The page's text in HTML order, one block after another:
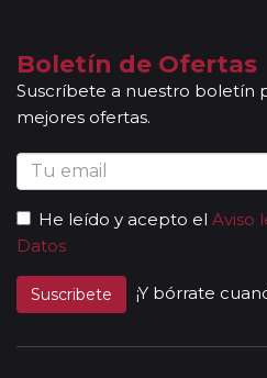
Boletín de Ofertas
Suscríbete a nuestro boletín
mejores ofertas.
He leído y acepto el Aviso
Datos
Suscribete ¡Y bórrate